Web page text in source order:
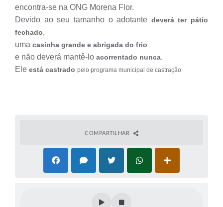
encontra-se na ONG Morena Flor.
Devido ao seu tamanho o adotante deverá ter pátio
fechado,
uma casinha grande e abrigada do frio
e não deverá mantê-lo acorrentado nunca.
Ele está castrado pelo programa municipal de castração
COMPARTILHAR